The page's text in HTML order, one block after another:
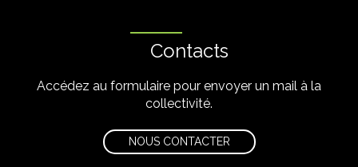
Contacts
Accédez au formulaire pour envoyer un mail à la
collectivité.
NOUS CONTACTER